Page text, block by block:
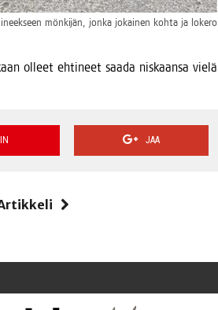
mön­ki­jän, jon­ka jokai­nen koh­ta ja loke­ro
olleet ehti­neet saa­da nis­kaan­sa vie­lä
JAA